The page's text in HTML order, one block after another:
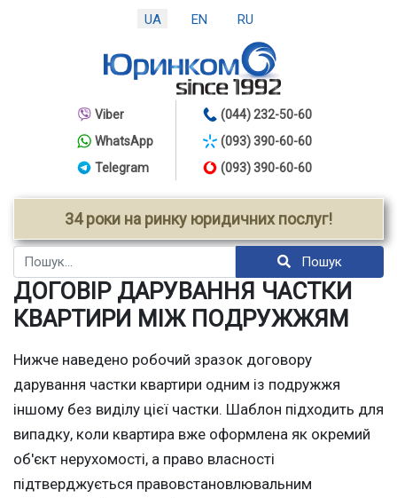
UA EN RU
Viber
WhatsApp
Telegram
(044) 232-50-60
(093) 390-60-60
(093) 390-60-60
34 роки на ринку юридичних послуг!
Пошук Пошук
ДОГОВІР ДАРУВАННЯ ЧАСТКИ
КВАРТИРИ МІЖ ПОДРУЖЖЯМ
Нижче наведено робочий зразок договору
дарування частки квартири одним із подружжя
іншому без виділу цієї частки. Шаблон підходить для
випадку, коли квартира вже оформлена як окремий
об'єкт нерухомості, а право власності
підтверджується правовстановлювальним